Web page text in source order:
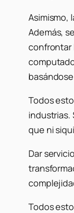
Asimismo,
Además,
confrontar
Todos
industrias.
que ni
Dar
Todos